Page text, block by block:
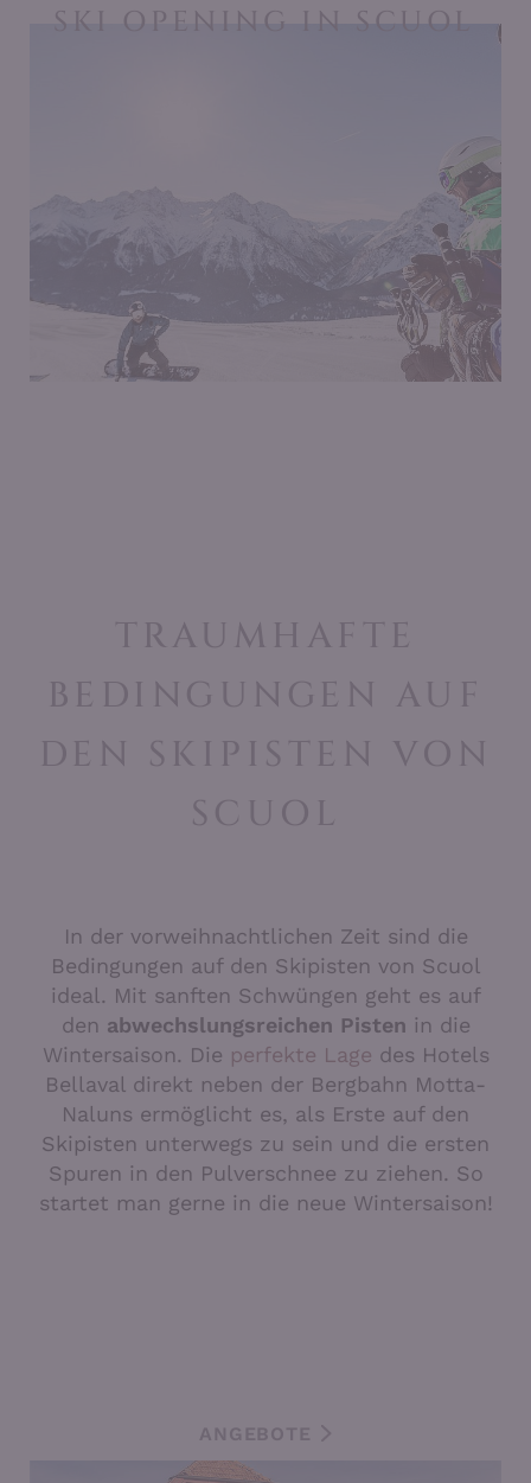
SKI OPENING IN SCUOL
TRAUMHAFTE
BEDINGUNGEN AUF
DEN SKIPISTEN VON
SCUOL
In der vorweihnachtlichen Zeit sind die
Bedingungen auf den Skipisten von Scuol
ideal. Mit sanften Schwüngen geht es auf
den abwechslungsreichen Pisten in die
Wintersaison. Die perfekte Lage des Hotels
Bellaval direkt neben der Bergbahn Motta-
Naluns ermöglicht es, als Erste auf den
Skipisten unterwegs zu sein und die ersten
Spuren in den Pulverschnee zu ziehen. So
startet man gerne in die neue Wintersaison!
ANGEBOTE